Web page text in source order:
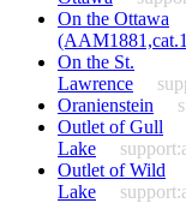
On the Ottawa
On the St.
Lawrence
Oranienstein
Outlet of Gull
Lake
Outlet of Wild
Lake